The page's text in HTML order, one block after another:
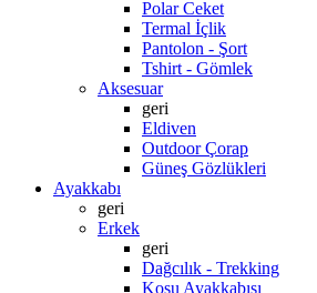
Polar Ceket
Termal İçlik
Pantolon - Şort
Tshirt - Gömlek
Aksesuar
geri
Eldiven
Outdoor Çorap
Güneş Gözlükleri
Ayakkabı
geri
Erkek
geri
Dağcılık - Trekking
Koşu Ayakkabısı